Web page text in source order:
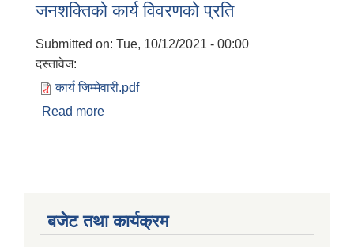
जनशक्तिको कार्य विवरणको प्रति
Submitted on: Tue, 10/12/2021 - 00:00
दस्तावेज:
कार्य जिम्मेवारी.pdf
Read more
बजेट तथा कार्यक्रम